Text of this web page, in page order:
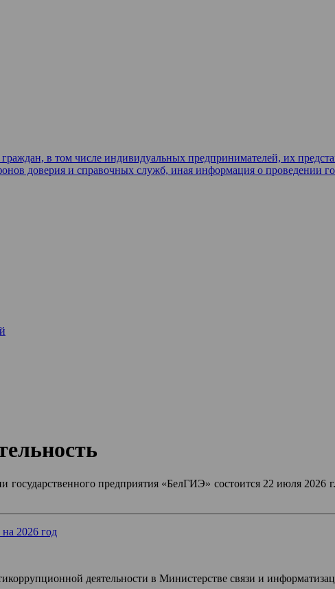
в том числе индивидуальных предпринимателей, их
доверия и справочных служб, иная информация о проведении
предприятия «БелГИЭ» состоится 22 июля 2026
2026 год
деятельности в Министерстве связи и